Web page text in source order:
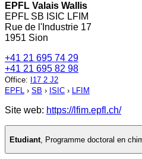
EPFL Valais Wallis
EPFL SB ISIC LFIM
Rue de l'Industrie 17
1951 Sion
+41 21 695 74 29
+41 21 695 82 98
Office:
I17 2 J2
EPFL › SB › ISIC › LFIM
Site web: https://lfim.epfl.ch/
Etudiant Programme doctoral en